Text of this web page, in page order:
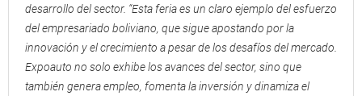
desarrollo del sector. “Esta feria es un claro ejemplo del esfuerzo
del empresariado boliviano, que sigue apostando por la
innovación y el crecimiento a pesar de los desafíos del mercado.
Expoauto no solo exhibe los avances del sector, sino que
también genera empleo, fomenta la inversión y dinamiza el